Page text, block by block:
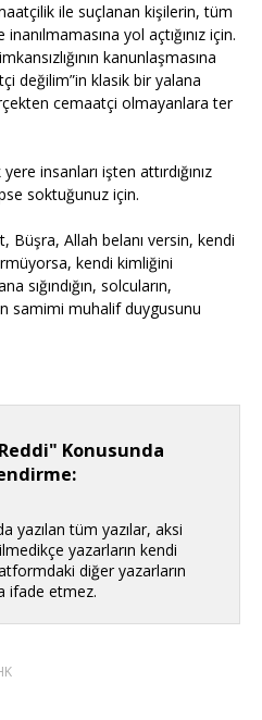
ile suçlanan kişilerin, tüm
yol açtığınız için.
kanunlaşmasına
değilim”in klasik bir yalana
cemaatçi olmayanlara ter
insanları işten attırdığınız
soktuğunuz için.
Büşra, Allah belanı versin, kendi
kendi kimliğini
sığındığın, solcuların,
samimi muhalif duygusunu
Konusunda
yazılan tüm yazılar, aksi
yazarların kendi
diğer yazarların
ifade etmez.